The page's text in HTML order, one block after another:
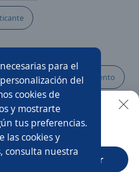
para el
del
cookies de
y mostrarte
tus preferencias.
las cookies y
consulta nuestra
Mantenimiento
de cocina
de seguridad
fácil en la app
Abrir